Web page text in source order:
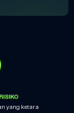
yang ketara